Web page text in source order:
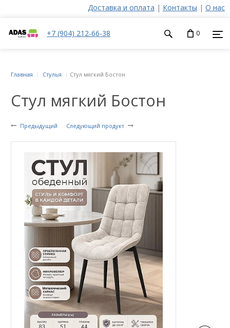
Доставка и оплата | Контакты | О нас
+7 (904) 212-66-38 0
Стул мягкий Бостон
Предыдущий Следующий продукт
Главная Стулья Стул мягкий Бостон